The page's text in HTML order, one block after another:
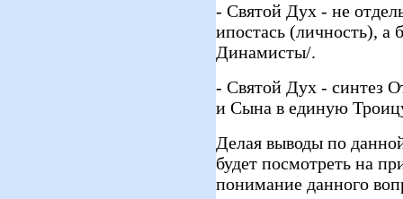
- Святой Дух - не
ипостась (личность), а
Динамисты/.
- Святой Дух - синтез
и Сына в единую
Делая выводы по
будет посмотреть на
понимание данного